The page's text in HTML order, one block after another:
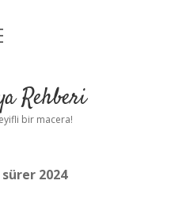
Rehberi
bir macera!
2024